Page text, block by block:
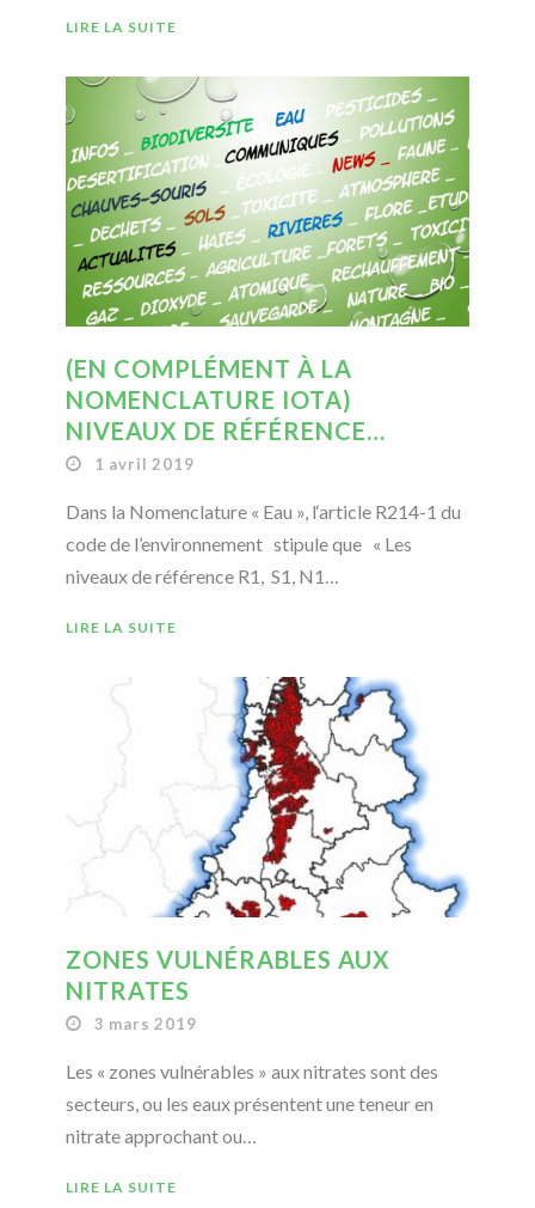
LIRE LA SUITE
(EN COMPLÉMENT À LA
NOMENCLATURE IOTA)
NIVEAUX DE RÉFÉRENCE…
1 avril 2019
Dans la Nomenclature « Eau », l‘article R214-1 du
code de l’environnement stipule que « Les
niveaux de référence R1, S1, N1…
LIRE LA SUITE
ZONES VULNÉRABLES AUX
NITRATES
3 mars 2019
Les « zones vulnérables » aux nitrates sont des
secteurs, ou les eaux présentent une teneur en
nitrate approchant ou…
LIRE LA SUITE